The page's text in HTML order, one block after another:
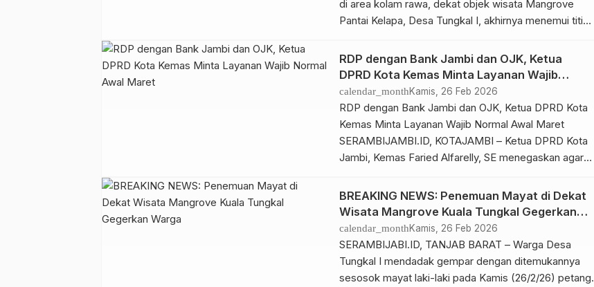
di area kolam rawa, dekat objek wisata Mangrove
Pantai Kelapa, Desa Tungkal I, akhirnya menemui titik
warga Lorong Masjid, Kelurahan Kampung Nelayan.
Kapolres Tanjab Barat, AKBP Maulia Kuswicaksono
melalui Kasat Reskrim AKP Frans Septiawan
Sipayung, dikonfirmasi serambijambi.id, […]
RDP dengan Bank Jambi dan OJK, Ketua
DPRD Kota Kemas Minta Layanan Wajib
Normal Awal Maret
calendar_monthKamis, 26 Feb 2026
RDP dengan Bank Jambi dan OJK, Ketua DPRD Kota
Kemas Minta Layanan Wajib Normal Awal Maret
SERAMBIJAMBI.ID, KOTAJAMBI – Ketua DPRD Kota
Jambi, Kemas Faried Alfarelly, SE menegaskan agar
pencairan gaji Aparatur Sipil Negara (ASN) pada 1
Maret 2026. Penegasan itu disampaikan Kemas usai
memimpin Rapat Dengar Pendapat […]
BREAKING NEWS: Penemuan Mayat di Dekat
Wisata Mangrove Kuala Tungkal Gegerkan
Warga
calendar_monthKamis, 26 Feb 2026
SERAMBIJABI.ID, TANJAB BARAT – Warga Desa
Tungkal I mendadak gempar dengan ditemukannya
sesosok mayat laki-laki pada Kamis (26/2/26) petang.